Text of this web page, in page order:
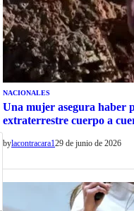
NACIONALES
Una mujer asegura haber
extraterrestre cuerpo a
bylacontracara129 de junio de 2026